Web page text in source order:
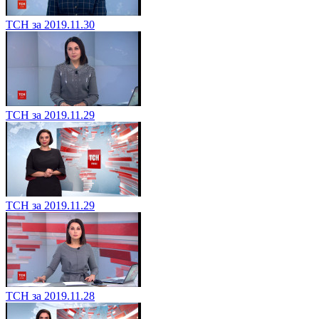
ТСН за 2019.11.30
ТСН за 2019.11.29
ТСН за 2019.11.29
ТСН за 2019.11.28